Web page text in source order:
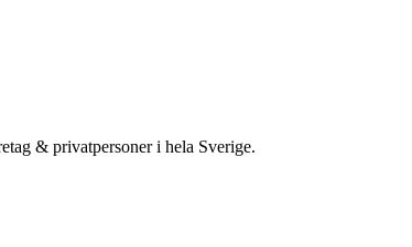
& privatpersoner i hela Sverige.